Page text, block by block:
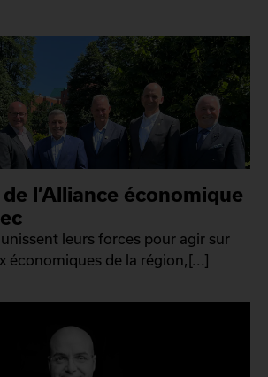
l’Alliance économique
leurs forces pour agir sur
économiques de la région,[...]